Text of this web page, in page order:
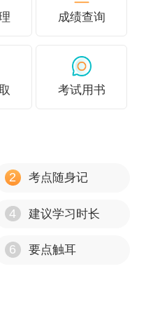
专业还是要更加容
管理一样，都比较
适合刚开始工作对
的考生，或者从事
需求更为迫切，所
需求。
成绩查询
考试用书
2 考点随身记
4 建议学习时长
6 要点触耳